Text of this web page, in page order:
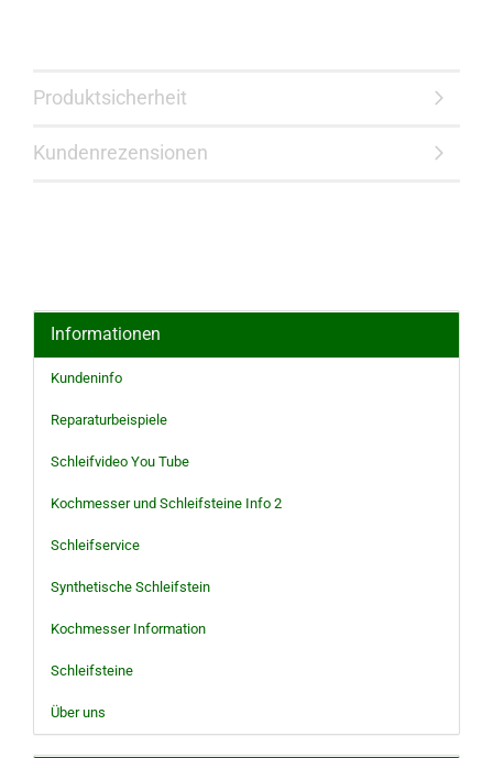
Produktsicherheit
Kundenrezensionen
Informationen
Kundeninfo
Reparaturbeispiele
Schleifvideo You Tube
Kochmesser und Schleifsteine Info 2
Schleifservice
Synthetische Schleifstein
Kochmesser Information
Schleifsteine
Über uns